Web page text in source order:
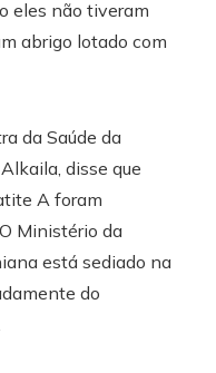
eles não tiveram
abrigo lotado com
da Saúde da
disse que
A foram
Ministério da
está sediado na
do